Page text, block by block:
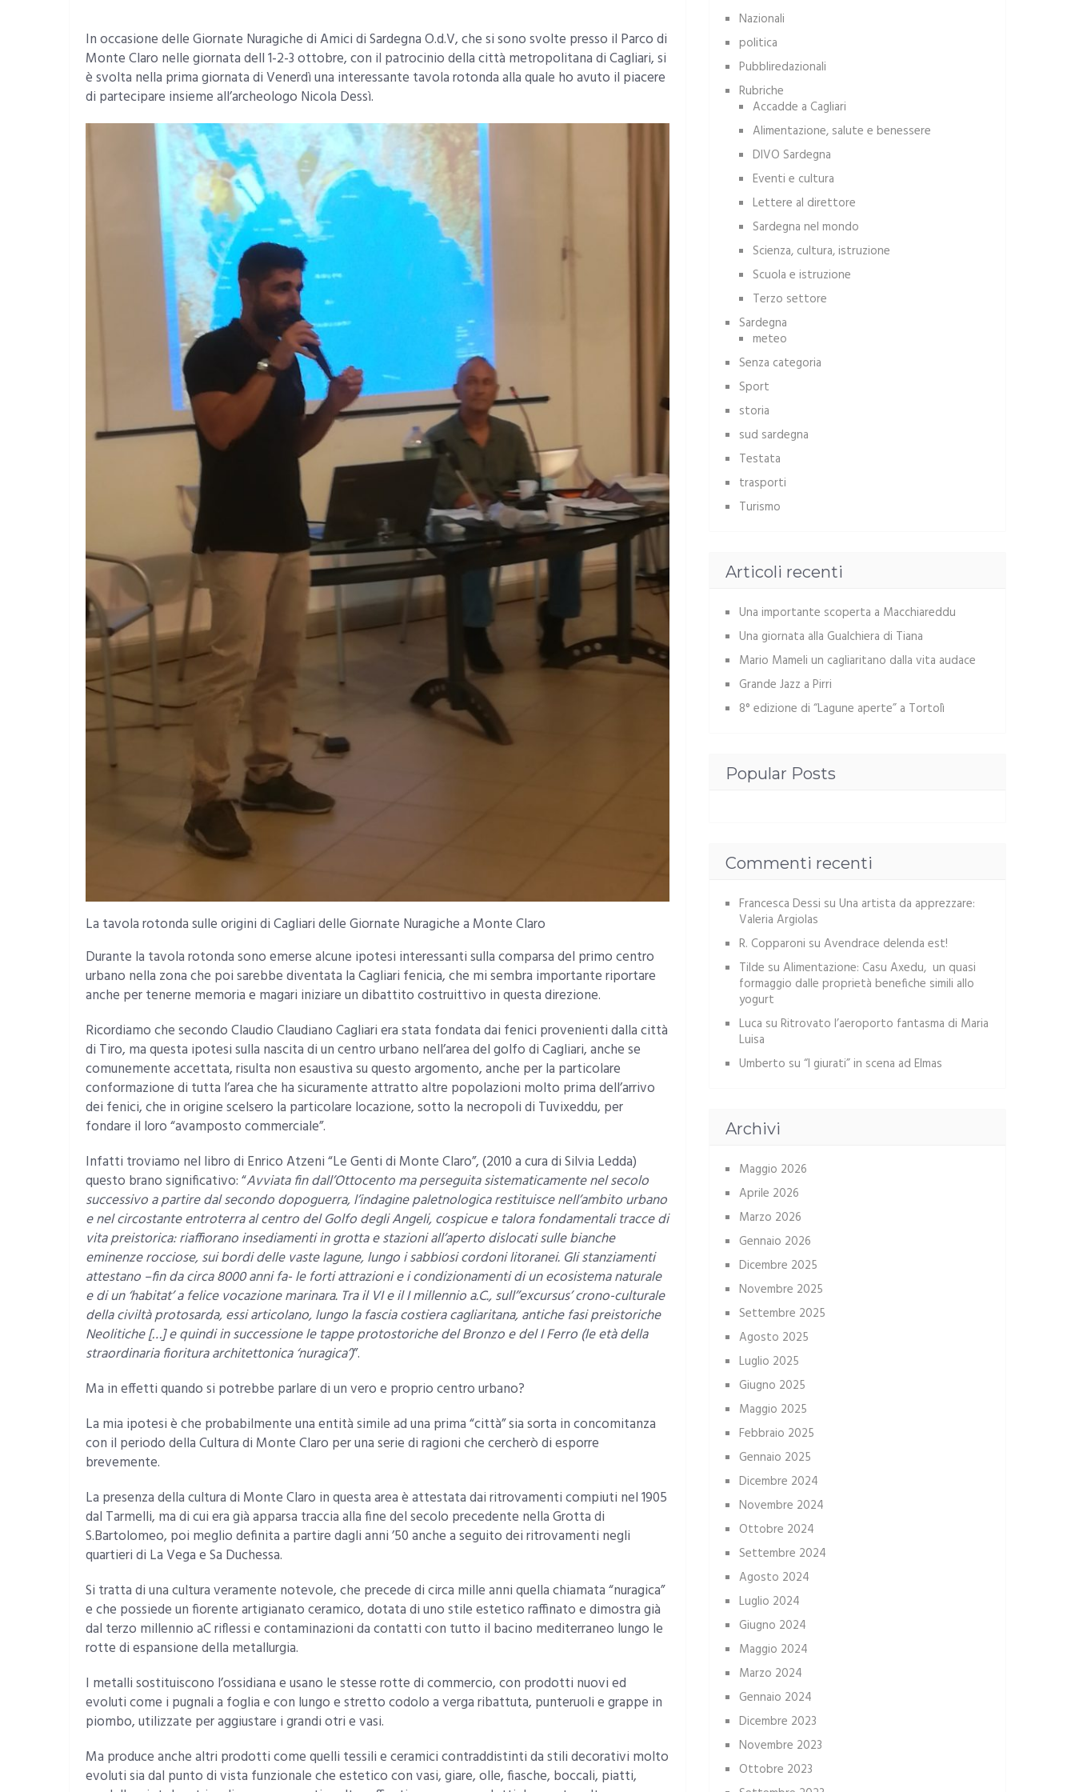
In occasione delle Giornate Nuragiche di Amici di Sardegna O.d.V, che si sono svolte presso il Parco di
Monte Claro nelle giornata dell 1-2-3 ottobre, con il patrocinio della città metropolitana di Cagliari, si
è svolta nella prima giornata di Venerdì una interessante tavola rotonda alla quale ho avuto il piacere
di partecipare insieme all’archeologo Nicola Dessì.
La tavola rotonda sulle origini di Cagliari delle Giornate Nuragiche a Monte Claro
Durante la tavola rotonda sono emerse alcune ipotesi interessanti sulla comparsa del primo centro
urbano nella zona che poi sarebbe diventata la Cagliari fenicia, che mi sembra importante riportare
anche per tenerne memoria e magari iniziare un dibattito costruittivo in questa direzione.
Ricordiamo che secondo Claudio Claudiano Cagliari era stata fondata dai fenici provenienti dalla città
di Tiro, ma questa ipotesi sulla nascita di un centro urbano nell’area del golfo di Cagliari, anche se
comunemente accettata, risulta non esaustiva su questo argomento, anche per la particolare
conformazione di tutta l’area che ha sicuramente attratto altre popolazioni molto prima dell’arrivo
dei fenici, che in origine scelsero la particolare locazione, sotto la necropoli di Tuvixeddu, per
fondare il loro “avamposto commerciale”.
Infatti troviamo nel libro di Enrico Atzeni “Le Genti di Monte Claro”, (2010 a cura di Silvia Ledda)
questo brano significativo: “Avviata fin dall’Ottocento ma perseguita sistematicamente nel secolo
successivo a partire dal secondo dopoguerra, l’indagine paletnologica restituisce nell’ambito urbano
e nel circostante entroterra al centro del Golfo degli Angeli, cospicue e talora fondamentali tracce di
vita preistorica: riaffiorano insediamenti in grotta e stazioni all’aperto dislocati sulle bianche
eminenze rocciose, sui bordi delle vaste lagune, lungo i sabbiosi cordoni litoranei. Gli stanziamenti
attestano –fin da circa 8000 anni fa- le forti attrazioni e i condizionamenti di un ecosistema naturale
e di un ‘habitat’ a felice vocazione marinara. Tra il VI e il I millennio a.C., sull’’excursus’ crono-culturale
della civiltà protosarda, essi articolano, lungo la fascia costiera cagliaritana, antiche fasi preistoriche
Neolitiche […] e quindi in successione le tappe protostoriche del Bronzo e del I Ferro (le età della
straordinaria fioritura architettonica ‘nuragica’)”.
Ma in effetti quando si potrebbe parlare di un vero e proprio centro urbano?
La mia ipotesi è che probabilmente una entità simile ad una prima “città” sia sorta in concomitanza
con il periodo della Cultura di Monte Claro per una serie di ragioni che cercherò di esporre
brevemente.
La presenza della cultura di Monte Claro in questa area è attestata dai ritrovamenti compiuti nel 1905
dal Tarmelli, ma di cui era già apparsa traccia alla fine del secolo precedente nella Grotta di
S.Bartolomeo, poi meglio definita a partire dagli anni ’50 anche a seguito dei ritrovamenti negli
quartieri di La Vega e Sa Duchessa.
Si tratta di una cultura veramente notevole, che precede di circa mille anni quella chiamata “nuragica”
e che possiede un fiorente artigianato ceramico, dotata di uno stile estetico raffinato e dimostra già
dal terzo millennio aC riflessi e contaminazioni da contatti con tutto il bacino mediterraneo lungo le
rotte di espansione della metallurgia.
I metalli sostituiscono l’ossidiana e usano le stesse rotte di commercio, con prodotti nuovi ed
evoluti come i pugnali a foglia e con lungo e stretto codolo a verga ribattuta, punteruoli e grappe in
piombo, utilizzate per aggiustare i grandi otri e vasi.
Ma produce anche altri prodotti come quelli tessili e ceramici contraddistinti da stili decorativi molto
evoluti sia dal punto di vista funzionale che estetico con vasi, giare, olle, fiasche, boccali, piatti,
Nazionali
politica
Pubbliredazionali
Rubriche
Accadde a Cagliari
Alimentazione, salute e benessere
DIVO Sardegna
Eventi e cultura
Lettere al direttore
Sardegna nel mondo
Scienza, cultura, istruzione
Scuola e istruzione
Terzo settore
Sardegna
meteo
Senza categoria
Sport
storia
sud sardegna
Testata
trasporti
Turismo
Articoli recenti
Una importante scoperta a Macchiareddu
Una giornata alla Gualchiera di Tiana
Mario Mameli un cagliaritano dalla vita audace
Grande Jazz a Pirri
8° edizione di “Lagune aperte” a Tortolì
Popular Posts
Commenti recenti
Francesca Dessi su Una artista da apprezzare:
Valeria Argiolas
R. Copparoni su Avendrace delenda est!
Tilde su Alimentazione: Casu Axedu, un quasi
formaggio dalle proprietà benefiche simili allo
yogurt
Luca su Ritrovato l’aeroporto fantasma di Maria
Luisa
Umberto su “I giurati” in scena ad Elmas
Archivi
Maggio 2026
Aprile 2026
Marzo 2026
Gennaio 2026
Dicembre 2025
Novembre 2025
Settembre 2025
Agosto 2025
Luglio 2025
Giugno 2025
Maggio 2025
Febbraio 2025
Gennaio 2025
Dicembre 2024
Novembre 2024
Ottobre 2024
Settembre 2024
Agosto 2024
Luglio 2024
Giugno 2024
Maggio 2024
Marzo 2024
Gennaio 2024
Dicembre 2023
Novembre 2023
Ottobre 2023